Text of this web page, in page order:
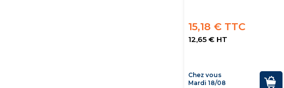
15,18 € TTC
12,65 € HT
Chez vous
Mardi 18/08